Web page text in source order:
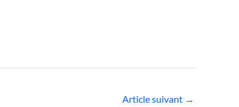
Article suivant →